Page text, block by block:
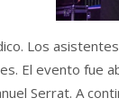
Los
El evento fue
Serrat. A